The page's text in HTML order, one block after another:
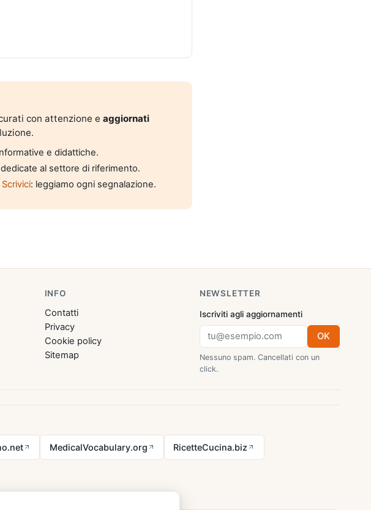
con attenzione e aggiornati
e didattiche.
al settore di riferimento.
Scrivici: leggiamo ogni segnalazione.
INFO
Contatti
Privacy
Cookie policy
Sitemap
NEWSLETTER
Iscriviti agli aggiornamenti
OK
Nessuno spam. Cancellati con un
click.
MedicalVocabulary.org RicetteCucina.biz